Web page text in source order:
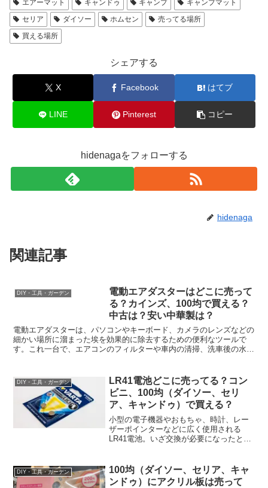
エアーマット
キャンドゥ キャンプ
キャンプマット
セリア
ダイソー ホムセン
売ってる場所
買える場所
シェアする
X Facebook はてブ
LINE Pinterest コピー
hidenagaをフォローする
hidenaga
関連記事
DIY・工具・ガーデン
電動エアダスターはどこに売って
る？カインズ、100均で買える？
中古は？安い中華製は？
電動エアダスターは、パソコンやキーボード、カメラのレンズなどの
細かい場所に溜まった埃を効果的に除去するための便利なツールで
す。これ一台で、エアコンのフィルターや車内の清掃、洗車後の水飛
DIY・工具・ガーデン
LR41電池どこに売ってる？コン
ビニ、100均（ダイソー、セリ
ア、キャンドゥ）で買える？
小型の電子機器やおもちゃ、時計、レー
ザーポインターなどに広く使用される
LR41電池。いざ交換が必要になったと
購入できる具体的な店舗や通販情報を詳
しく解説します。LR...
DIY・工具・ガーデン
100均（ダイソー、セリア、キャ
ンドゥ）にアクリル板は売って